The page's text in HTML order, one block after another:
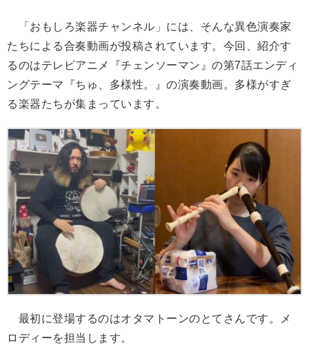
「おもしろ楽器チャンネル」には、そんな異色演奏家
たちによる合奏動画が投稿されています。今回、紹介す
るのはテレビアニメ『チェンソーマン』の第7話エンディ
ングテーマ『ちゅ、多様性。』の演奏動画。多様がすぎ
る楽器たちが集まっています。
最初に登場するのはオタマトーンのとてさんです。メ
ロディーを担当します。